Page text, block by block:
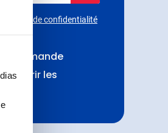
règles de confidentialité
commande
les